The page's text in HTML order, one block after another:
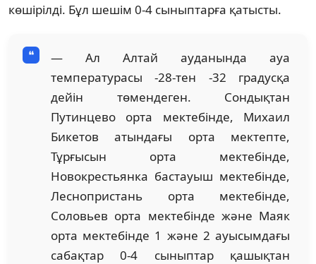
көшірілді. Бұл шешім 0-4 сыныптарға қатысты.
— Ал Алтай ауданында ауа
температурасы -28-тен -32 градусқа
дейін төмендеген. Сондықтан
Путинцево орта мектебінде, Михаил
Бикетов атындағы орта мектепте,
Тұрғысын орта мектебінде,
Новокрестьянка бастауыш мектебінде,
Леснопристань орта мектебінде,
Соловьев орта мектебінде және Маяк
орта мектебінде 1 және 2 ауысымдағы
сабақтар 0-4 сыныптар қашықтан